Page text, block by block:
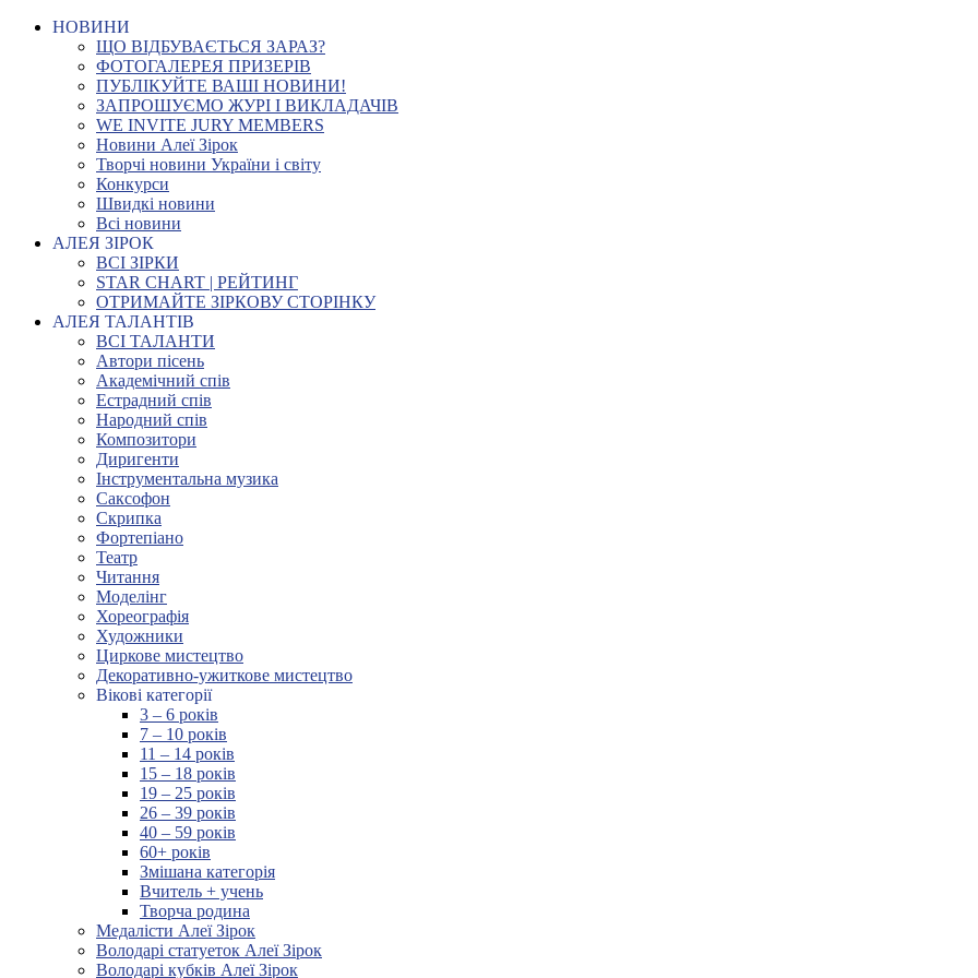
НОВИНИ
ЩО ВІДБУВАЄТЬСЯ ЗАРАЗ?
ФОТОГАЛЕРЕЯ ПРИЗЕРІВ
ПУБЛІКУЙТЕ ВАШІ НОВИНИ!
ЗАПРОШУЄМО ЖУРІ І ВИКЛАДАЧІВ
WE INVITE JURY MEMBERS
Новини Алеї Зірок
Творчі новини України і світу
Конкурси
Швидкі новини
Всі новини
АЛЕЯ ЗІРОК
ВСІ ЗІРКИ
STAR CHART | РЕЙТИНГ
ОТРИМАЙТЕ ЗІРКОВУ СТОРІНКУ
АЛЕЯ ТАЛАНТІВ
ВСІ ТАЛАНТИ
Автори пісень
Академічний спів
Естрадний спів
Народний спів
Композитори
Диригенти
Інструментальна музика
Саксофон
Скрипка
Фортепіано
Театр
Читання
Моделінг
Хореографія
Художники
Циркове мистецтво
Декоративно-ужиткове мистецтво
Вікові категорії
3 – 6 років
7 – 10 років
11 – 14 років
15 – 18 років
19 – 25 років
26 – 39 років
40 – 59 років
60+ років
Змішана категорія
Вчитель + учень
Творча родина
Медалісти Алеї Зірок
Володарі статуеток Алеї Зірок
Володарі кубків Алеї Зірок